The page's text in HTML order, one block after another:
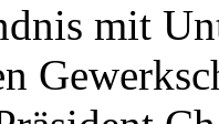
mit